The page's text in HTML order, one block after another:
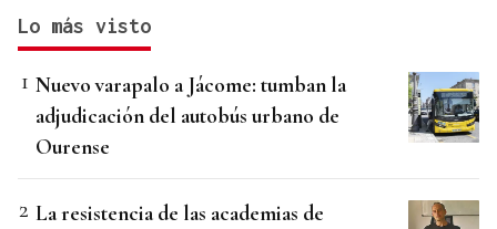
Lo más visto
Nuevo varapalo a Jácome: tumban la
adjudicación del autobús urbano de
Ourense
La resistencia de las academias de